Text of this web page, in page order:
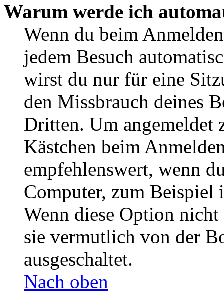
Warum werde ich
Wenn du beim
jedem Besuch
wirst du nur für eine
den Missbrauch deines
Dritten. Um angemeldet
Kästchen beim
empfehlenswert, wenn
Computer, zum Beispiel
Wenn diese Option
sie vermutlich von der
ausgeschaltet.
Nach oben